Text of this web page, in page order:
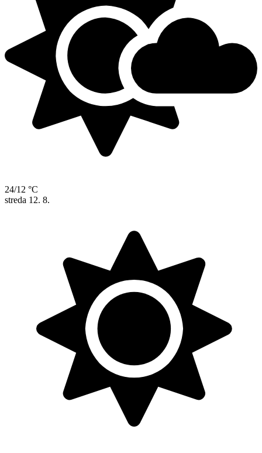
24/12 °C
streda 12. 8.